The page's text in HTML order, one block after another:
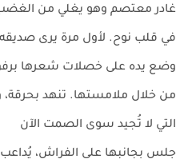
غادر معتصم وهو يغلي من
في قلب نوح. لأول مرة يرى
وضع يده على خصلات شعرها
من خلال ملامستها. تنهد
التي لا تُجيد سوى الصمت الآن
جلس بجانبها على الفراش، يُداعب